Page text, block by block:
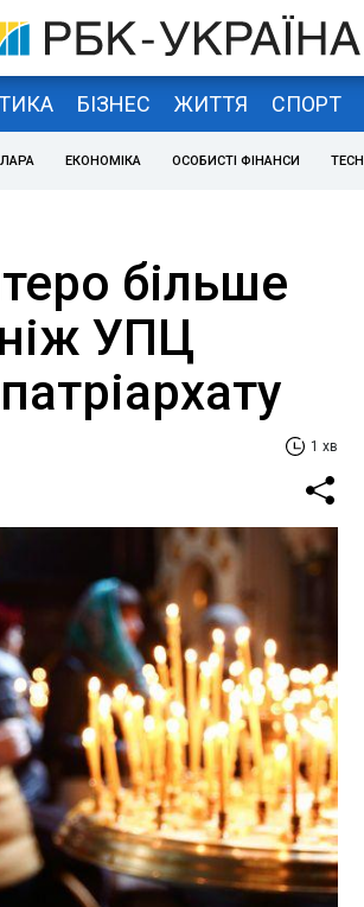
БІЗНЕС ЖИТТЯ СПОРТ
ЕКОНОМІКА ОСОБИСТІ ФІНАНСИ TECH
більше
УПЦ
1 хв